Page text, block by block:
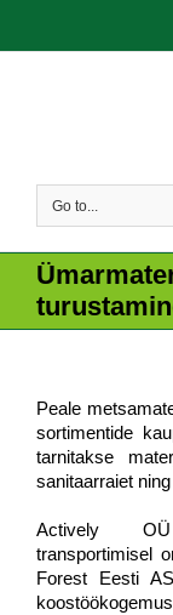
Go to...
Peale
sortimentide
tarnitakse
sanitaarraiet
Actively OÜ
transportimisel
Forest Eesti